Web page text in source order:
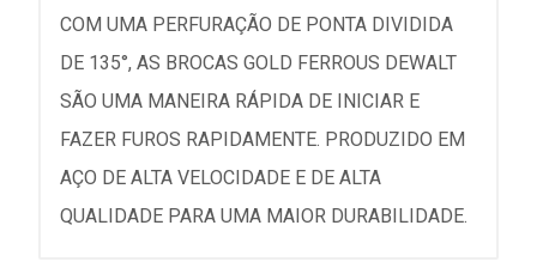
COM UMA PERFURAÇÃO DE PONTA DIVIDIDA
DE 135°, AS BROCAS GOLD FERROUS DEWALT
SÃO UMA MANEIRA RÁPIDA DE INICIAR E
FAZER FUROS RAPIDAMENTE. PRODUZIDO EM
AÇO DE ALTA VELOCIDADE E DE ALTA
QUALIDADE PARA UMA MAIOR DURABILIDADE.